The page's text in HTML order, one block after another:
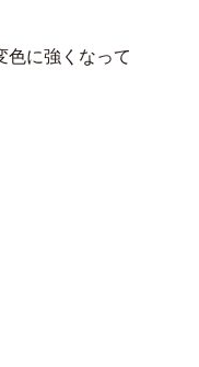
色に強くなって